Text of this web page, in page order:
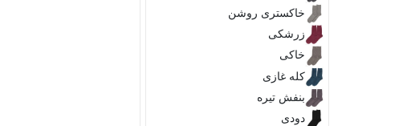
خاکستری روشن
زرشکی
خاکی
کله غازی
بنفش تیره
دودی